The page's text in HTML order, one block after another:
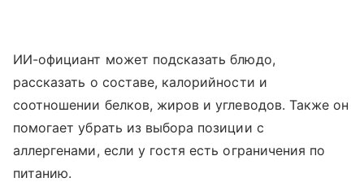
ИИ-официант может подсказать блюдо,
рассказать о составе, калорийности и
соотношении белков, жиров и углеводов. Также он
помогает убрать из выбора позиции с
аллергенами, если у гостя есть ограничения по
питанию.